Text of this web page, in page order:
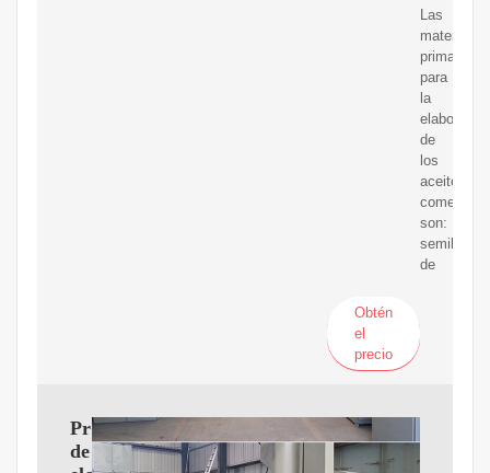
Las
materias
primas
para
la
de
los
aceites
son:
semilla
de
Obtén
el
precio
Proceso
de